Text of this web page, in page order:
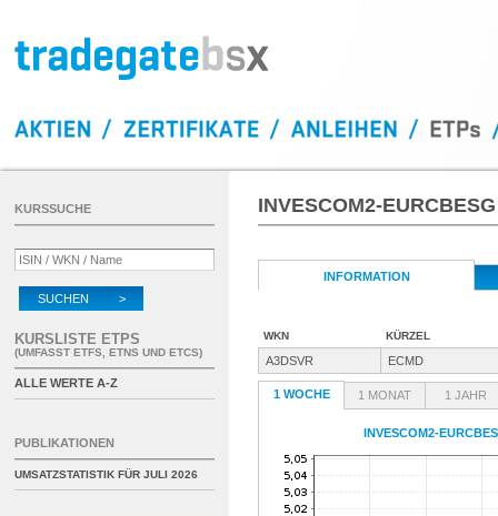
INVESCOM2-
INFORMATION
WKN KÜRZEL
A3DSVR ECMD
1 WOCHE 1 MONAT 1 JAHR
INVESCOM2-
KURSSUCHE
SUCHEN >
KURSLISTE ETPS
(UMFASST ETFS, ETNS UND ETCS)
ALLE WERTE A-Z
PUBLIKATIONEN
UMSATZSTATISTIK FÜR JULI 2026